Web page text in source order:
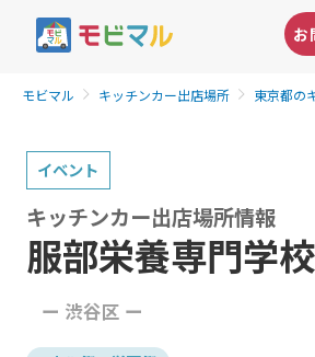
お
モビマル キッチンカー出店場所 東京都の
イベント
服部栄養専門学
ー 渋谷区 ー
キッチンカー出店場所情報